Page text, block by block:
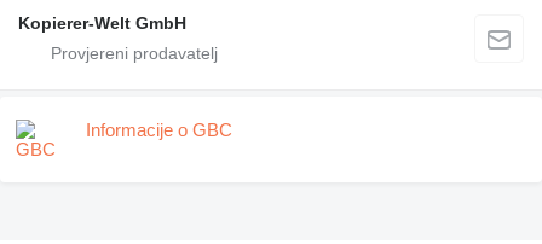
Kopierer-Welt GmbH
Informacije o GBC